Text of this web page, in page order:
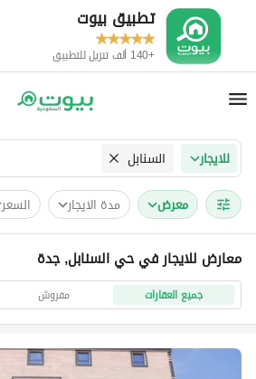
تطبيق بيوت
+140 ألف تنزيل للتطبيق
للايجار السنابل
معرض مدة الايجار السعر
معارض للايجار في حي السنابل, جدة
جميع العقارات مفروش